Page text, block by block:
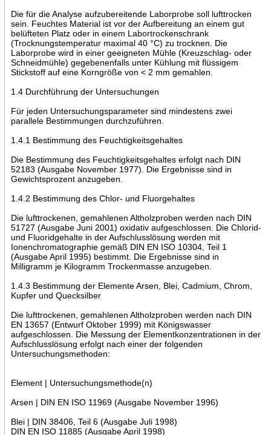
Die für die Analyse aufzubereitende Laborprobe soll lufttrocken
sein. Feuchtes Material ist vor der Aufbereitung an einem gut
belüfteten Platz oder in einem Labortrockenschrank
(Trocknungstemperatur maximal 40 °C) zu trocknen. Die
Laborprobe wird in einer geeigneten Mühle (Kreuzschlag- oder
Schneidmühle) gegebenenfalls unter Kühlung mit flüssigem
Stickstoff auf eine Korngröße von < 2 mm gemahlen.
1.4 Durchführung der Untersuchungen
Für jeden Untersuchungsparameter sind mindestens zwei
parallele Bestimmungen durchzuführen.
1.4.1 Bestimmung des Feuchtigkeitsgehaltes
Die Bestimmung des Feuchtigkeitsgehaltes erfolgt nach DIN
52183 (Ausgabe November 1977). Die Ergebnisse sind in
Gewichtsprozent anzugeben.
1.4.2 Bestimmung des Chlor- und Fluorgehaltes
Die lufttrockenen, gemahlenen Altholzproben werden nach DIN
51727 (Ausgabe Juni 2001) oxidativ aufgeschlossen. Die Chlorid-
und Fluoridgehalte in der Aufschlusslösung werden mit
Ionenchromatographie gemäß DIN EN ISO 10304, Teil 1
(Ausgabe April 1995) bestimmt. Die Ergebnisse sind in
Milligramm je Kilogramm Trockenmasse anzugeben.
1.4.3 Bestimmung der Elemente Arsen, Blei, Cadmium, Chrom,
Kupfer und Quecksilber
Die lufttrockenen, gemahlenen Altholzproben werden nach DIN
EN 13657 (Entwurf Oktober 1999) mit Königswasser
aufgeschlossen. Die Messung der Elementkonzentrationen in der
Aufschlusslösung erfolgt nach einer der folgenden
Untersuchungsmethoden:
Element | Untersuchungsmethode(n)
Arsen | DIN EN ISO 11969 (Ausgabe November 1996)
Blei | DIN 38406, Teil 6 (Ausgabe Juli 1998)
DIN EN ISO 11885 (Ausgabe April 1998)